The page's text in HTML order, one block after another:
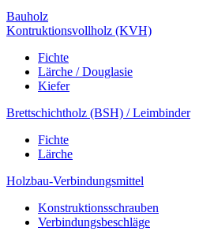
Bauholz
Kontruktionsvollholz (KVH)
Fichte
Lärche / Douglasie
Kiefer
Brettschichtholz (BSH) / Leimbinder
Fichte
Lärche
Holzbau-Verbindungsmittel
Konstruktionsschrauben
Verbindungsbeschläge